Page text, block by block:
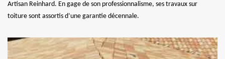
Artisan Reinhard. En gage de son professionnalisme, ses travaux sur
toiture sont assortis d’une garantie décennale.